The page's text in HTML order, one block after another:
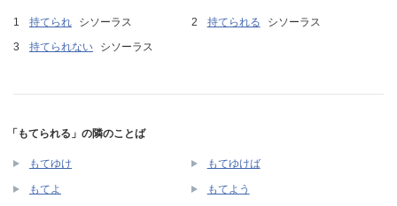
持てられ シソーラス 持てられる
シソーラス
持てられない
シソーラス
「もてられる」の隣のことば
もてゆけ もてゆけば
もてよ もてよう